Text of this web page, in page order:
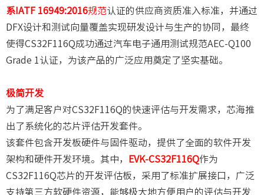
系IATF 16949:2016规范认证的供应商资质准入标准，并通过
DFX设计和测试向量覆盖实现研发设计与生产的协同，最终
使得CS32F116Q成功通过汽车电子通用测试规范AEC-Q100
Grade 1认证，为该产品的广泛应用奠定了坚实基础。
极简开发
为了满足客户对CS32F116Q的快速评估与开发需求，芯海推
出了系统化的芯片评估开发套件。
该套件包含开发板硬件与固件驱动，提供了全面的软件开发
架构和硬件开发环境。其中，
EVK-CS32F116Q作为
CS32F116Q芯片的开发评估板，采用了标准扩展接口，广泛
支持第三方软硬件资源，能够极大地方便用户的评估与开发